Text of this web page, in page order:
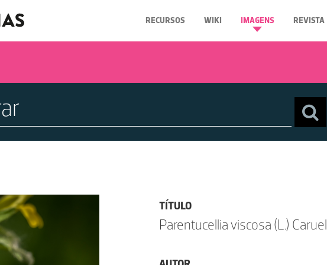
RECURSOS WIKI IMAGENS REVISTA
TÍTULO
Parentucellia viscosa (L.) Caruel